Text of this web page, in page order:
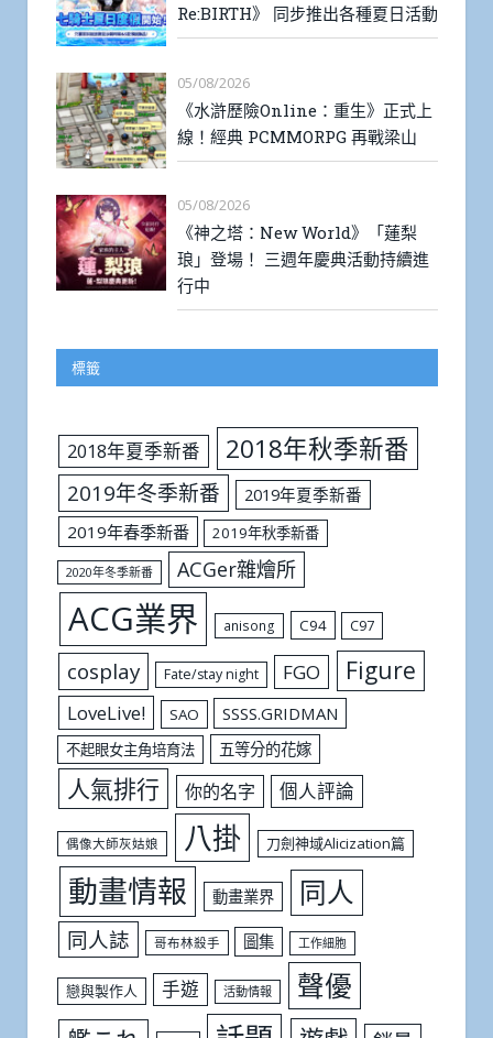
Re:BIRTH》 同步推出各種夏日活動
05/08/2026
《水滸歷險Online：重生》正式上
線！經典 PCMMORPG 再戰梁山
05/08/2026
《神之塔：New World》「蓮梨
琅」登場！ 三週年慶典活動持續進
行中
標籤
2018年夏季新番 2018年秋季新番
2019年冬季新番
2019年夏季新番
2019年春季新番
2019年秋季新番
2020年冬季新番 ACGer雜燴所
ACG業界 anisong C94 C97
cosplay Fate/stay night FGO Figure
LoveLive! SAO SSSS.GRIDMAN
不起眼女主角培育法 五等分的花嫁
人氣排行 你的名字 個人評論
偶像大師灰姑娘 八掛 刀劍神域Alicization篇
動畫情報 動畫業界 同人
同人誌 哥布林殺手 圖集 工作細胞
戀與製作人 手遊 活動情報 聲優